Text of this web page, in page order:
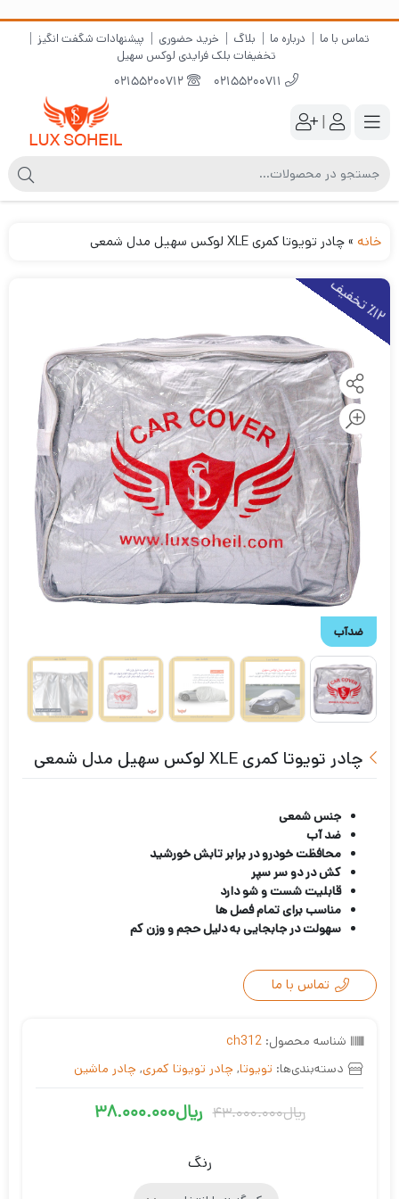
تماس با ما درباره ما بلاگ خرید حضوری
پیشنهادات شگفت انگیز
تخفیفات بلک فرایدی لوکس سهیل
|
خانه »چادر تویوتا کمری XLE لوکس سهیل مدل شمعی
٪1
2
ت
خ
ف
یف
ضدآب
چادر تویوتا کمری XLE لوکس سهیل مدل شمعی
جنس شمعی
ضد آب
محافظت خودرو در برابر تابش خورشید
کش در دو سر سپر
قابلیت شست و شو دارد
مناسب برای تمام فصل ها
سهولت در جابجایی به دلیل حجم و وزن کم
تماس با ما
شناسه محصول: ch312
دسته‌بندی‌ها: تویوتا, چادر تویوتا کمری, چادر ماشین
ریال43.000.000 قیمت
اصلی
ریال38.000.000قیمت
فعلی
رنگ